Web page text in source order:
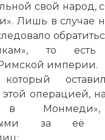
свой народ,
Лишь в случае
то есть
империи.
который
этой операцией,
в Монмеди»,
за её